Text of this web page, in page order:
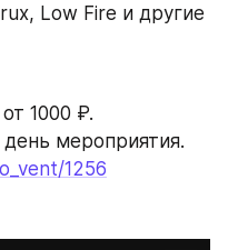
Low Fire и другие
1000 ₽.
мероприятия.
1256